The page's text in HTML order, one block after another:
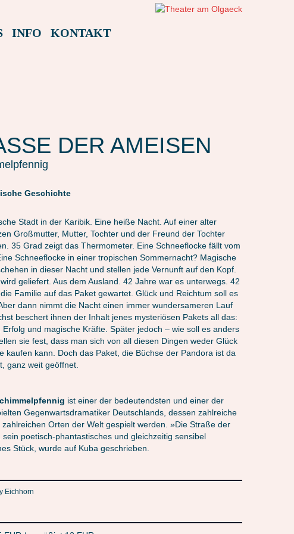
INFO KONTAKT
DER AMEISEN
Geschichte
Stadt in der Karibik. Eine heiße Nacht. Auf einer alter
Großmutter, Mutter, Tochter und der Freund der Tochter
35 Grad zeigt das Thermometer. Eine Schneeflocke fällt vom
Schneeflocke in einer tropischen Sommernacht? Magische
in dieser Nacht und stellen jede Vernunft auf den Kopf.
geliefert. Aus dem Ausland. 42 Jahre war es unterwegs. 42
Familie auf das Paket gewartet. Glück und Reichtum soll es
dann nimmt die Nacht einen immer wundersameren Lauf
beschert ihnen der Inhalt jenes mysteriösen Pakets all das:
Erfolg und magische Kräfte. Später jedoch – wie soll es anders
sie fest, dass man sich von all diesen Dingen weder Glück
kaufen kann. Doch das Paket, die Büchse der Pandora ist da
ganz weit geöffnet.
ist einer der bedeutendsten und einer der
Gegenwartsdramatiker Deutschlands, dessen zahlreiche
zahlreichen Orten der Welt gespielt werden. »Die Straße der
sein poetisch-phantastisches und gleichzeitig sensibel
Stück, wurde auf Kuba geschrieben.
Eichhorn